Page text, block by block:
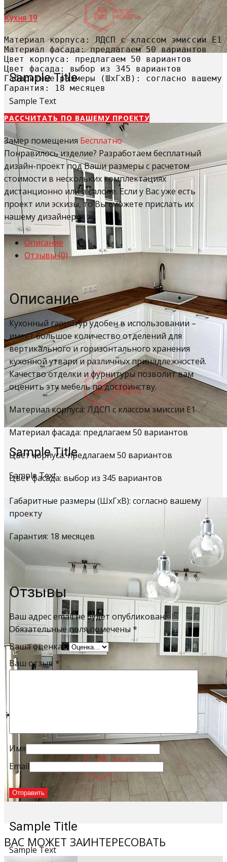
Sample Title
Sample Text
Sample Title
Sample Text
Sample Title
Sample Text
Кухня 19
Материал корпуса: ЛДСП с классом эмиссии Е1
Материал фасада: предлагаем 50 вариантов
Цвет корпуса: предлагаем 50 вариантов
Цвет фасада: выбор из 345 вариантов
Габаритные размеры (ШхГхВ): согласно вашему
Гарантия: 18 месяцев
РАССЧИТАТЬ​ ПО ВАШЕМУ ПРОЕКТУ
Замер помещения Бесплатно
Понравилось изделие? Разработаем бесплатный
дизайн-проект под Ваши размеры с расчетом
стоимости в нескольких комплектациях
дистанционно или в салоне. Если у Вас уже есть
проект или эскизы, то Вы сможете прислать их
нашему дизайнеру.
Описание
Отзывы (0)
Описание
Кухонный гарнитур удобен в использовании –
имеет большое количество отделений для
вертикального и горизонтального хранения
кухонной утвари и различных принадлежностей.
Качество отделки и фурнитуры позволит вам
оценить эту мебель по достоинству.
Материал корпуса: ЛДСП с классом эмиссии Е1
Материал фасада: предлагаем 50 вариантов
Цвет корпуса: предлагаем 50 вариантов
Цвет фасада: выбор из 345 вариантов
Габаритные размеры (ШхГхВ): согласно вашему
проекту
Гарантия: 18 месяцев
Отзывы
Ваш адрес email не будет опубликован.
Обязательные поля помечены *
Ваша оценка*
Ваш отзыв *
Имя
Email
ВАС МОЖЕТ ЗАИНТЕРЕСОВАТЬ